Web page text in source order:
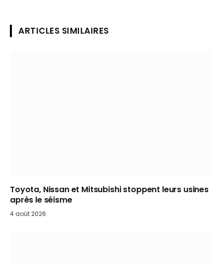
ARTICLES SIMILAIRES
Toyota, Nissan et Mitsubishi stoppent leurs usines
après le séisme
4 août 2026